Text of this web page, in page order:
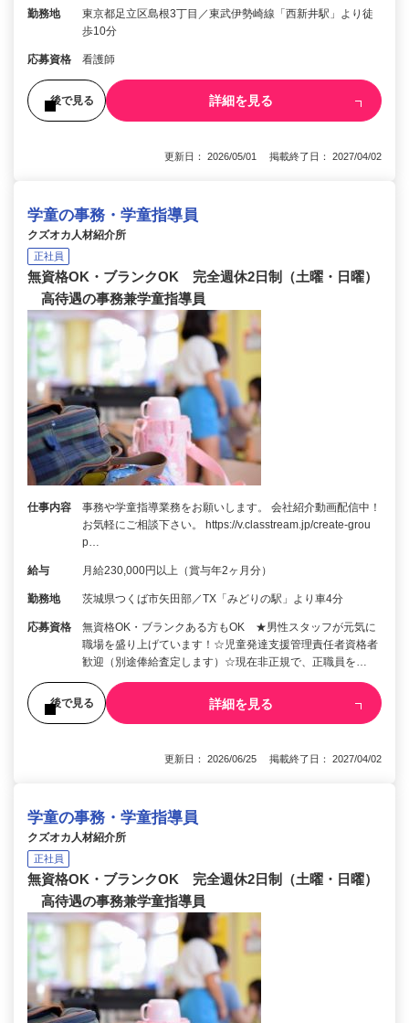
勤務地
東京都足立区島根3丁目／東武伊勢崎線「西新井駅」より徒
歩10分
応募資格 看護師
後で見る 詳細を見る
更新日： 2026/05/01 掲載終了日： 2027/04/02
学童の事務・学童指導員
クズオカ人材紹介所
正社員
無資格OK・ブランクOK 完全週休2日制（土曜・日曜）
高待遇の事務兼学童指導員
仕事内容
事務や学童指導業務をお願いします。 会社紹介動画配信中！
お気軽にご相談下さい。 https://v.classtream.jp/create-grou
p…
給与 月給230,000円以上（賞与年2ヶ月分）
勤務地 茨城県つくば市矢田部／TX「みどりの駅」より車4分
応募資格
無資格OK・ブランクある方もOK ★男性スタッフが元気に
職場を盛り上げています！☆児童発達支援管理責任者資格者
歓迎（別途俸給査定します）☆現在非正規で、正職員を…
後で見る 詳細を見る
更新日： 2026/06/25 掲載終了日： 2027/04/02
学童の事務・学童指導員
クズオカ人材紹介所
正社員
無資格OK・ブランクOK 完全週休2日制（土曜・日曜）
高待遇の事務兼学童指導員